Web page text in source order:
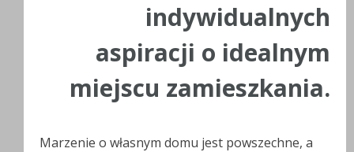
indywidualnych
aspiracji o idealnym
miejscu zamieszkania.
Marzenie o własnym domu jest powszechne, a